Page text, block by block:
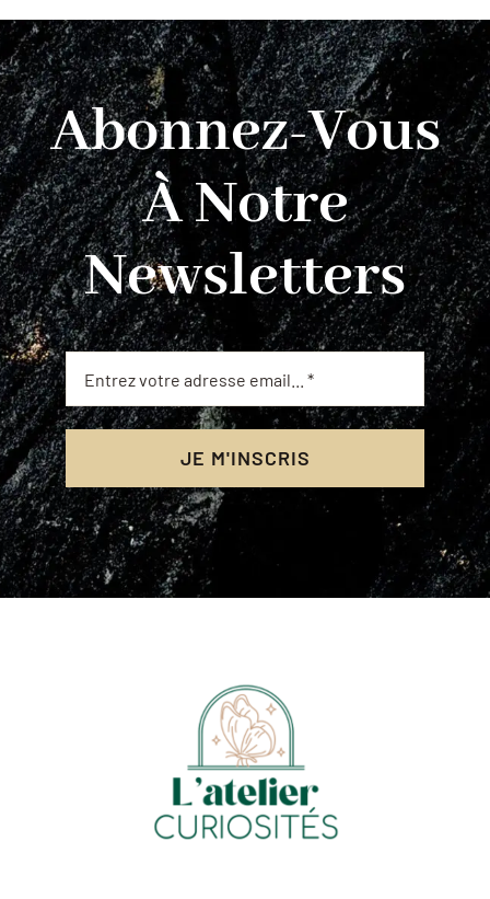
Abonnez-Vous
À Notre
Newsletters
JE M'INSCRIS